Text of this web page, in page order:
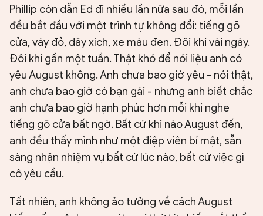
Phillip còn dẫn Ed đi nhiều lần nữa sau đó, mỗi lần
đều bắt đầu với một trình tự không đổi: tiếng gõ
cửa, váy đỏ, dây xích, xe màu đen. Đôi khi vài ngày.
Đôi khi gần một tuần. Thật khó để nói liệu anh có
yêu August không. Anh chưa bao giờ yêu - nói thật,
anh chưa bao giờ có bạn gái - nhưng anh biết chắc
anh chưa bao giờ hạnh phúc hơn mỗi khi nghe
tiếng gõ cửa bất ngờ. Bất cứ khi nào August đến,
anh đều thấy mình như một điệp viên bí mật, sẵn
sàng nhận nhiệm vụ bất cứ lúc nào, bất cứ việc gì
cô yêu cầu.
Tất nhiên, anh không ảo tưởng về cách August